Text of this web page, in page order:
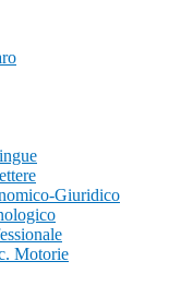
Giuridico
Motorie